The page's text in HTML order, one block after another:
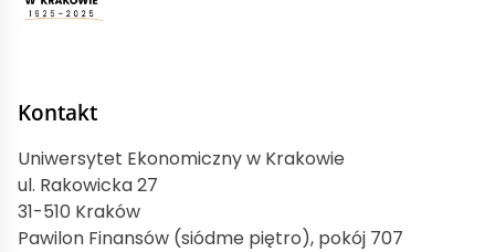
Kontakt
Uniwersytet Ekonomiczny w Krakowie
ul. Rakowicka 27
31-510 Kraków
Pawilon Finansów (siódme piętro), pokój 707